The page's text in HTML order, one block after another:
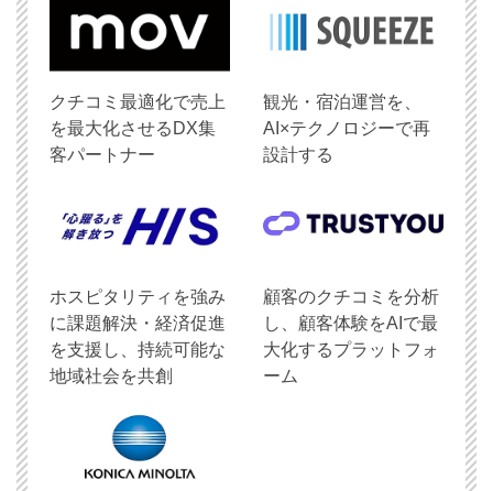
クチコミ最適化で売上
を最大化させるDX集
客パートナー
観光・宿泊運営を、
AI×テクノロジーで再
設計する
ホスピタリティを強み
に課題解決・経済促進
を支援し、持続可能な
地域社会を共創
顧客のクチコミを分析
し、顧客体験をAIで最
大化するプラットフォ
ーム